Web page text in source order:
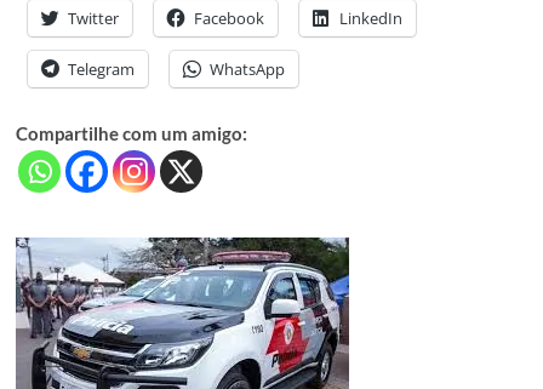
Twitter Facebook LinkedIn
Telegram WhatsApp
Compartilhe com um amigo: